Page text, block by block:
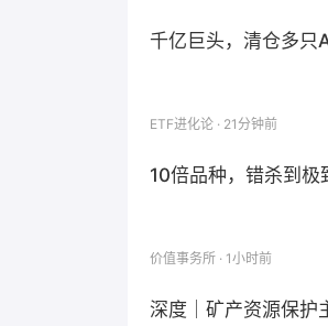
千亿巨头，清仓多只
ETF进化论 · 21分钟前
10倍品种，错杀到极
价值事务所 · 1小时前
深度｜矿产资源保护